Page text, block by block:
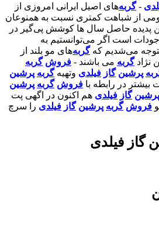
-گربه‌های اصیل ایرانی امروزی از
از شباهت کمتری نسبت به همنوعان
پدیده حاصل سال ها کوشش پی‌گیر در
است اگر می‌توانستیم به
می‌شدیم کهگربه‌های مو بلند از
نژادگربه می باشند - فروش گربه
پرشین گاز فیلدی وتهیهگربه پرشین
در رابطه با فروش گربه پرشین
پرشین گاز فیلدی هم اکنون در اگهی پت
فروش گربه پرشین گاز فیلدی را سرچ
گاز فیلدی